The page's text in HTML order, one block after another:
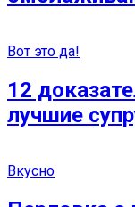
Вот это да!
12
лучшие
Вкусно